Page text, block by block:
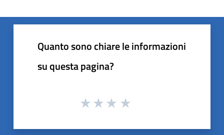
Quanto sono chiare le informazioni
su questa pagina?